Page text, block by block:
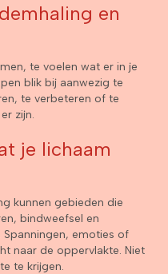
en
te voelen wat er in je
blik bij aanwezig te
te verbeteren of te
zijn.
je lichaam
kunnen gebieden die
bindweefsel en
Spanningen, emoties of
naar de oppervlakte. Niet
te krijgen.